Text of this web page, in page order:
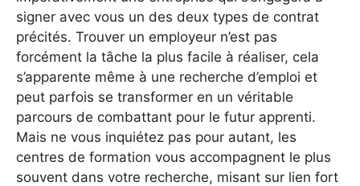
signer avec vous un des deux types de contrat
précités. Trouver un employeur n’est pas
forcément la tâche la plus facile à réaliser, cela
s’apparente même à une recherche d’emploi et
peut parfois se transformer en un véritable
parcours de combattant pour le futur apprenti.
Mais ne vous inquiétez pas pour autant, les
centres de formation vous accompagnent le plus
souvent dans votre recherche, misant sur lien fort